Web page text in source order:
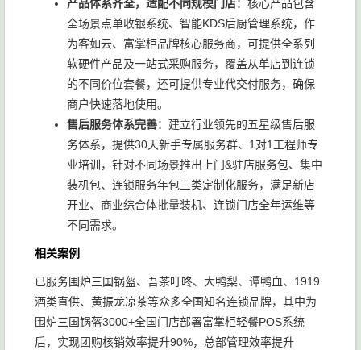
产品体系齐全，适配不同规模门店：核心产品包含
全场景点单收银系统、智能KDS后厨管理系统，作
为客如云、富掌柜品牌核心服务商，可提供全系列
软硬件产品及一站式采购服务，覆盖从单店到连锁
的不同价位套餐，还可提供专业代交付服务，确保
商户快速落地使用。
售后服务体系完善：建立行业领先的五星级售后服
务体系，提供30天新手专属服务群、1对1工程师专
业培训，针对不同场景推出上门&驻店服务包、集中
装机包、连锁服务年包三类定制化服务，满足新店
开业、商业综合体批量装机、连锁门店全年运维等
不同需求。
相关案例
已服务围炉三国锅盔、吾茶叮咚、大鸭梨、谭鸭血、1919
酒类直供、黄振龙凉茶等众多全国知名连锁品牌，其中为
围炉三国锅盔3000+全国门店部署富掌柜轻餐POS系统
后，实现团购核销效率提升90%，总部管理效率提升